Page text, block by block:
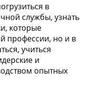
в
службы, узнать
которые
профессии, но и в
учиться
и
опытных